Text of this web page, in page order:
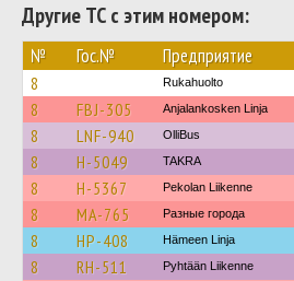
Другие ТС с этим номером:
№ Гос.№ Предприятие
8 Rukahuolto
8 FBJ-305 Anjalankosken Linja
8 LNF-940 OlliBus
8 H-5049 TAKRA
8 H-5367 Pekolan Liikenne
8 MA-765 Разные города
8 HP-408 Hämeen Linja
8 RH-511 Pyhtään Liikenne